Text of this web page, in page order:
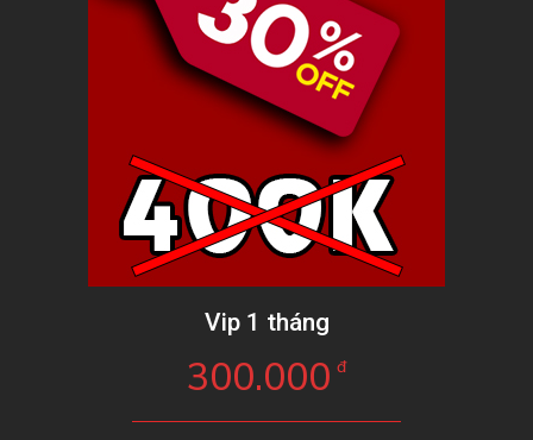
Vip 1 tháng
300.000 đ